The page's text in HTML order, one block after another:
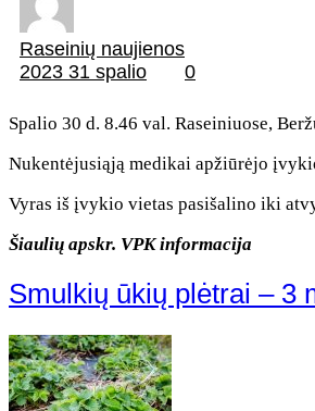
Raseinių naujienos
2023 31 spalio
0
Spalio 30 d. 8.46 val. Raseiniuose,
Nukentėjusiąją medikai apžiūrėjo
Vyras iš įvykio vietas pasišalino iki
Šiaulių apskr. VPK informacija
Smulkių ūkių plėtrai – 3